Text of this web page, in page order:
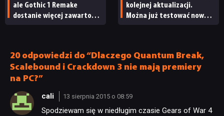
ale Gothic 1 Remake
dostanie więcej zawartości.
kolejnej aktualizacji.
Można już testować nową
20 odpowiedzi do “Dlaczego Quantum Break,
Scalebound i Crackdown 3 nie mają premiery
na PC?”
cali 13 sierpnia 2015 o 08:59
Spodziewam się w niedługim czasie Gears of War 4